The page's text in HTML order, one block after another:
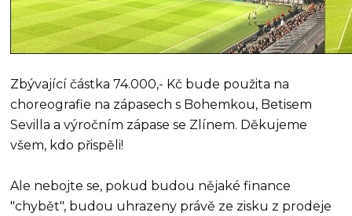
Zbývající částka 74.000,- Kč bude použita na
choreografie na zápasech s Bohemkou, Betisem
Sevilla a výročním zápase se Zlínem. Děkujeme
všem, kdo přispěli!
Ale nebojte se, pokud budou nějaké finance
"chybět", budou uhrazeny právě ze zisku z prodeje